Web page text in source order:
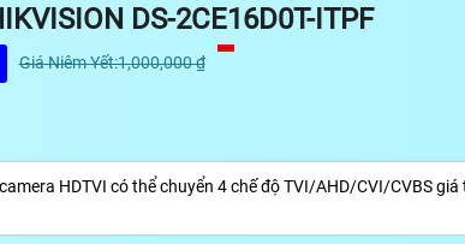
DS-2CE16D0T-ITPF
Giá Niêm Yết:1,000,000 ₫
HDTVI có thể chuyển 4 chế độ TVI/AHD/CVI/CVBS